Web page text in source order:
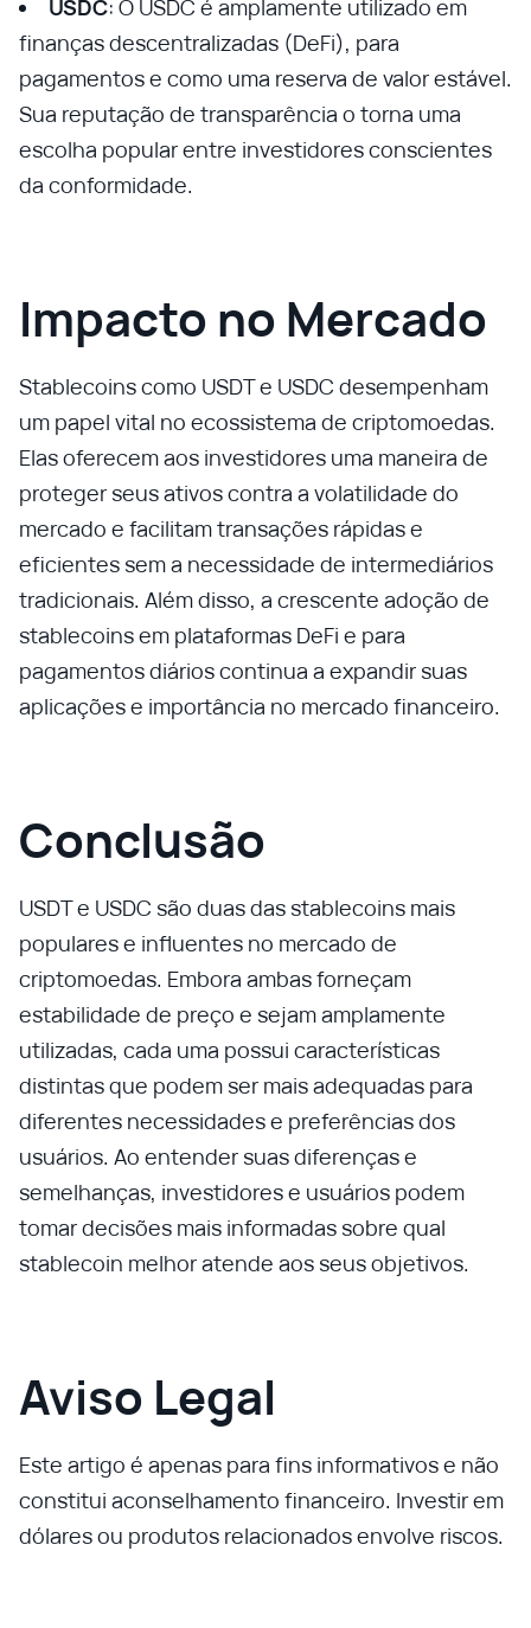
USDC: O USDC é amplamente utilizado em
finanças descentralizadas (DeFi), para
pagamentos e como uma reserva de valor estável.
Sua reputação de transparência o torna uma
escolha popular entre investidores conscientes
da conformidade.
Impacto no Mercado
Stablecoins como USDT e USDC desempenham
um papel vital no ecossistema de criptomoedas.
Elas oferecem aos investidores uma maneira de
proteger seus ativos contra a volatilidade do
mercado e facilitam transações rápidas e
eficientes sem a necessidade de intermediários
tradicionais. Além disso, a crescente adoção de
stablecoins em plataformas DeFi e para
pagamentos diários continua a expandir suas
aplicações e importância no mercado financeiro.
Conclusão
USDT e USDC são duas das stablecoins mais
populares e influentes no mercado de
criptomoedas. Embora ambas forneçam
estabilidade de preço e sejam amplamente
utilizadas, cada uma possui características
distintas que podem ser mais adequadas para
diferentes necessidades e preferências dos
usuários. Ao entender suas diferenças e
semelhanças, investidores e usuários podem
tomar decisões mais informadas sobre qual
stablecoin melhor atende aos seus objetivos.
Aviso Legal
Este artigo é apenas para fins informativos e não
constitui aconselhamento financeiro. Investir em
dólares ou produtos relacionados envolve riscos.